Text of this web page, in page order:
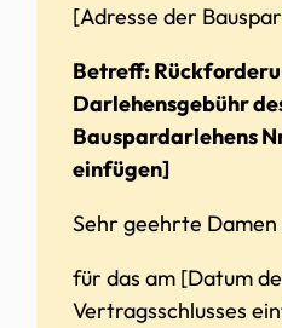
[Adresse der
Betreff:
Darlehensgebühr
Bauspardarlehens
einfügen]
Sehr geehrte
für das am [Datum
Vertragsschlusses